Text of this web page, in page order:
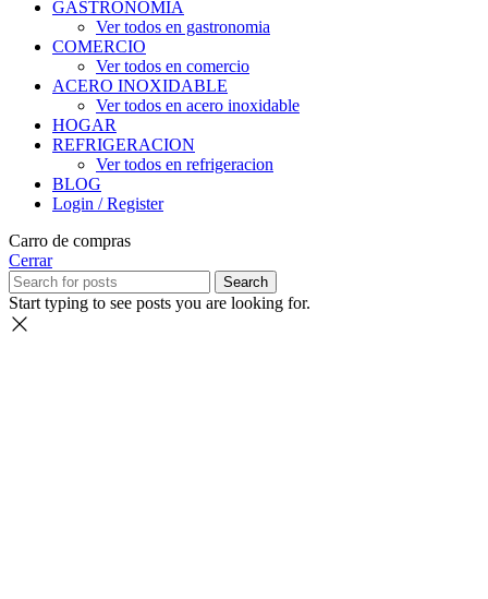
GASTRONOMIA
Ver todos en gastronomia
COMERCIO
Ver todos en comercio
ACERO INOXIDABLE
Ver todos en acero inoxidable
HOGAR
REFRIGERACION
Ver todos en refrigeracion
BLOG
Login / Register
Carro de compras
Cerrar
Search
Start typing to see posts you are looking for.